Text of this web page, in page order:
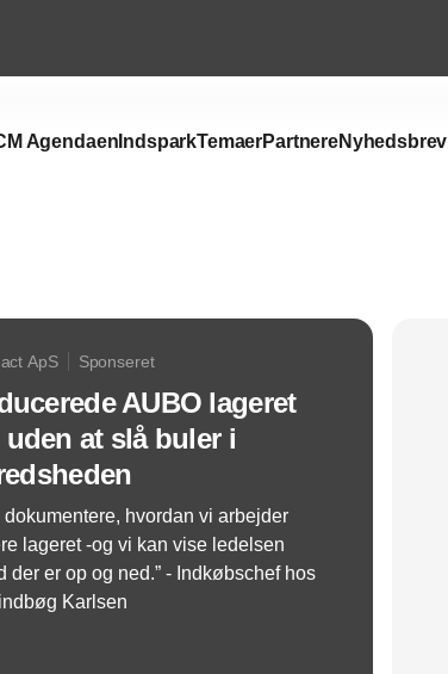
Agendaen IndsparkTemaerPartnereNyhedsbrev
ApS Sponseret
AUBO lageret
uden at slå buler i
dokumentere, hvordan vi arbejder
lageret -og vi kan vise ledelsen
der er op og ned.” - Indkøbschef hos
Karlsen